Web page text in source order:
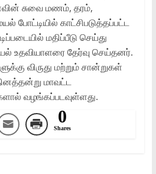
சுவை மணம், தரம்,
போட்டியில் காட்சிபடுத்தப்பட்ட
மதிப்பீடு செய்து
உதவியாளரை தேர்வு செய்தனர்.
விருது மற்றும் சான்றுகள்
மாவட்ட
வழங்கப்படவுள்ளது.
0
Shares